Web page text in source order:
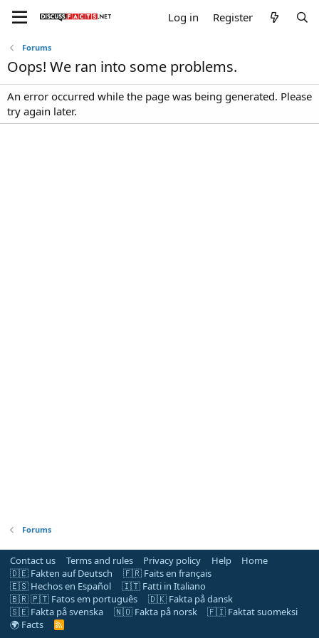
Log in Register
Forums
Oops! We ran into some problems.
An error occurred while the page was being generated. Please
try again later.
Forums
Contact us Terms and rules Privacy policy Help
Home
🇩🇪 Fakten auf Deutsch
🇫🇷 Faits en français
🇪🇸 Hechos en Español
🇮🇹 Fatti in Italiano
🇧🇷 🇵🇹 Fatos em português
🇩🇰 Fakta på dansk
🇸🇪 Fakta på svenska
🇳🇴 Fakta på norsk
🇫🇮 Faktat suomeksi
🌍 Facts
R